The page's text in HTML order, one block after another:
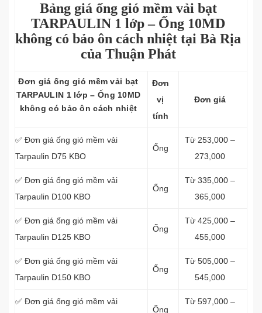
Bảng giá ống gió mềm vải bạt
TARPAULIN 1 lớp – Ống 10MD
không có bảo ôn cách nhiệt tại Bà Rịa
của Thuận Phát
Đơn giá ống gió mềm vải bạt
TARPAULIN 1 lớp – Ống 10MD
không có bảo ôn cách nhiệt
Đơn
vị
tính
Đơn giá
✅ Đơn giá ống gió mềm vải
Tarpaulin D75 KBO
Ống
Từ 253,000 –
273,000
✅ Đơn giá ống gió mềm vải
Tarpaulin D100 KBO
Ống
Từ 335,000 –
365,000
✅ Đơn giá ống gió mềm vải
Tarpaulin D125 KBO
Ống
Từ 425,000 –
455,000
✅ Đơn giá ống gió mềm vải
Tarpaulin D150 KBO
Ống
Từ 505,000 –
545,000
✅ Đơn giá ống gió mềm vải
Ống
Từ 597,000 –